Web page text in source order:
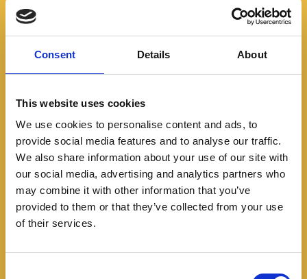
Consent Details About
This website uses cookies
We use cookies to personalise content and ads, to
provide social media features and to analyse our traffic.
We also share information about your use of our site with
our social media, advertising and analytics partners who
may combine it with other information that you’ve
provided to them or that they’ve collected from your use
of their services.